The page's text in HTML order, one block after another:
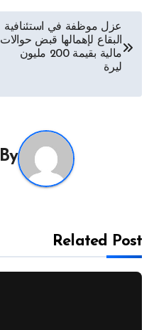
تصفّح
المقالات
عزل موظفة في استئنافية
البقاع لإهمالها قبض حوالات
مالية بقيمة 200 مليون
ليرة
By
Related Post